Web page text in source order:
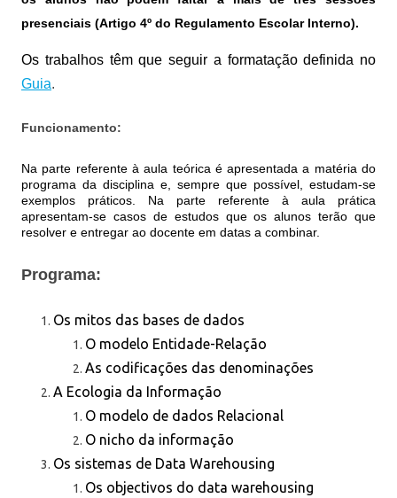
presenciais (Artigo 4º do Regulamento Escolar Interno).
Os trabalhos têm que seguir a formatação definida no
Guia.
Funcionamento:
Na parte referente à aula teórica é apresentada a matéria do
programa da disciplina e, sempre que possível, estudam-se
exemplos práticos. Na parte referente à aula prática
apresentam-se casos de estudos que os alunos terão que
resolver e entregar ao docente em datas a combinar.
Programa:
Os mitos das bases de dados
O modelo Entidade-Relação
As codificações das denominações
A Ecologia da Informação
O modelo de dados Relacional
O nicho da informação
Os sistemas de Data Warehousing
Os objectivos do data warehousing